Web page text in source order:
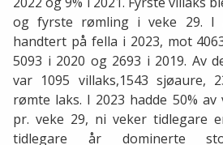
og fyrste rømling i veke 29. I
handtert på fella i 2023, mot
5093 i 2020 og 2693 i 2019. Av
var 1095 villaks,1543 sjøaure,
rømte laks. I 2023 hadde 50%
pr. veke 29, ni veker tidlegare
tidlegare år dominerte